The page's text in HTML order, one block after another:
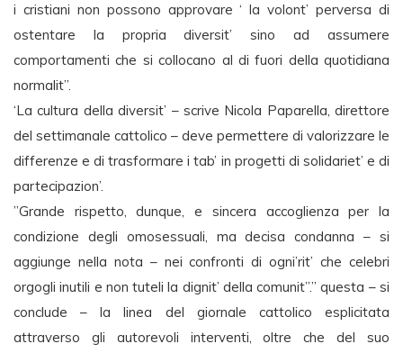
i cristiani non possono approvare ‘ la volont’ perversa di
ostentare la propria diversit’ sino ad assumere
comportamenti che si collocano al di fuori della quotidiana
normalit”.
‘La cultura della diversit’ – scrive Nicola Paparella, direttore
del settimanale cattolico – deve permettere di valorizzare le
differenze e di trasformare i tab’ in progetti di solidariet’ e di
partecipazion’.
”Grande rispetto, dunque, e sincera accoglienza per la
condizione degli omosessuali, ma decisa condanna – si
aggiunge nella nota – nei confronti di ogni’rit’ che celebri
orgogli inutili e non tuteli la dignit’ della comunit”.” questa – si
conclude – la linea del giornale cattolico esplicitata
attraverso gli autorevoli interventi, oltre che del suo